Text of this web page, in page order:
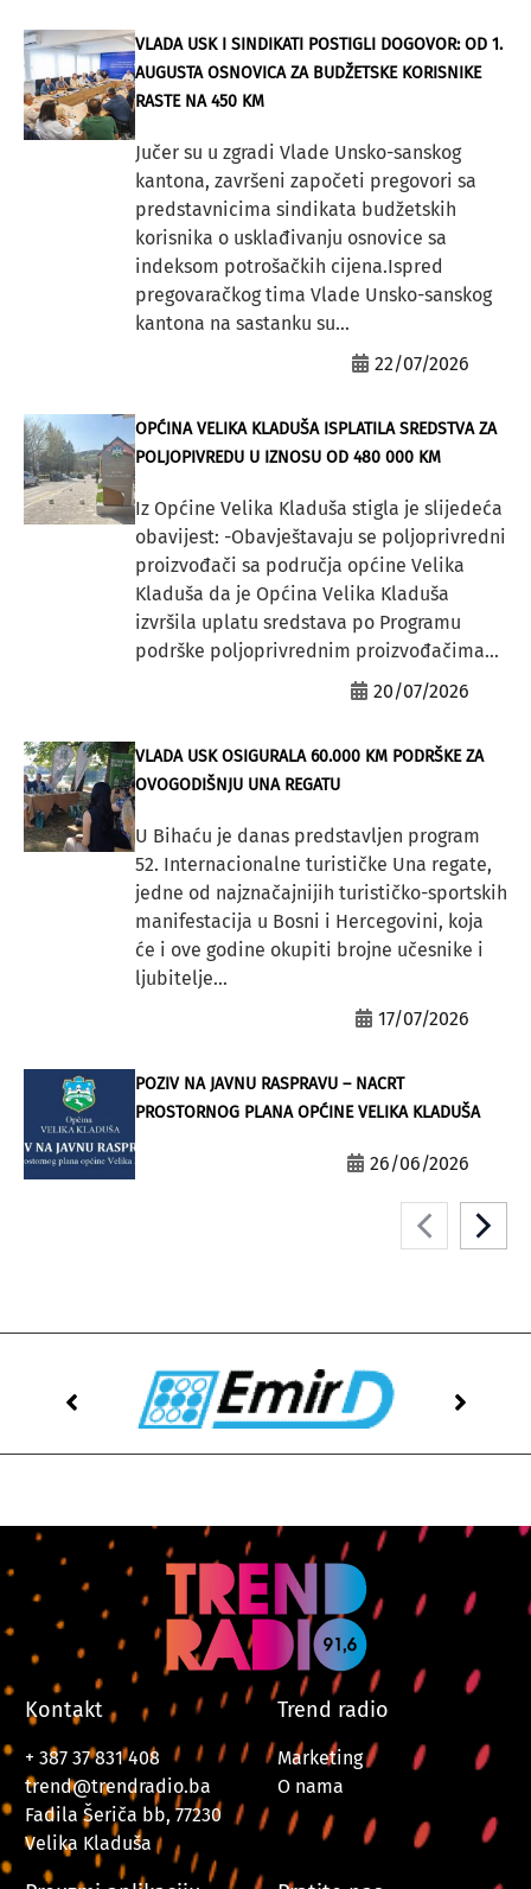
VLADA USK I SINDIKATI POSTIGLI DOGOVOR: OD 1.
AUGUSTA OSNOVICA ZA BUDŽETSKE KORISNIKE
RASTE NA 450 KM
Jučer su u zgradi Vlade Unsko-sanskog
kantona, završeni započeti pregovori sa
predstavnicima sindikata budžetskih
korisnika o usklađivanju osnovice sa
indeksom potrošačkih cijena.Ispred
pregovaračkog tima Vlade Unsko-sanskog
kantona na sastanku su...
22/07/2026
OPĆINA VELIKA KLADUŠA ISPLATILA SREDSTVA ZA
POLJOPIVREDU U IZNOSU OD 480 000 KM
Iz Općine Velika Kladuša stigla je slijedeća
obavijest: -Obavještavaju se poljoprivredni
proizvođači sa područja općine Velika
Kladuša da je Općina Velika Kladuša
izvršila uplatu sredstava po Programu
podrške poljoprivrednim proizvođačima...
20/07/2026
VLADA USK OSIGURALA 60.000 KM PODRŠKE ZA
OVOGODIŠNJU UNA REGATU
U Bihaću je danas predstavljen program
52. Internacionalne turističke Una regate,
jedne od najznačajnijih turističko-sportskih
manifestacija u Bosni i Hercegovini, koja
će i ove godine okupiti brojne učesnike i
ljubitelje...
17/07/2026
POZIV NA JAVNU RASPRAVU – NACRT
PROSTORNOG PLANA OPĆINE VELIKA KLADUŠA
26/06/2026
Kontakt
+ 387 37 831 408
trend@trendradio.ba
Fadila Šeriča bb, 77230
Velika Kladuša
Trend radio
Marketing
O nama